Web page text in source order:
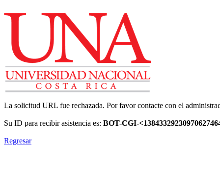
La solicitud URL fue rechazada. Por favor contacte con el
Su ID para recibir asistencia es: BOT-CGI-
Regresar